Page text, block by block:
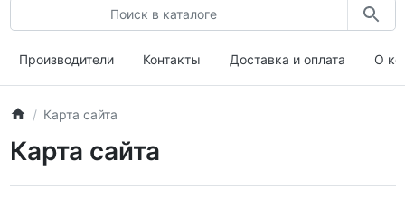
Производители Контакты Доставка и оплата О
Карта сайта
Карта сайта